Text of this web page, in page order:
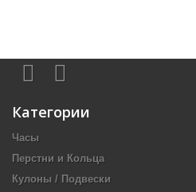
Категории
Часы
Перстни и Кольца
Кулоны / Подвески